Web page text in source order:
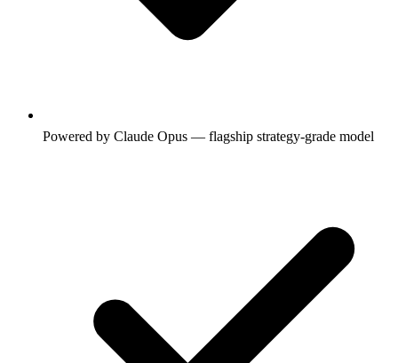
Powered by Claude Opus — flagship strategy-grade model